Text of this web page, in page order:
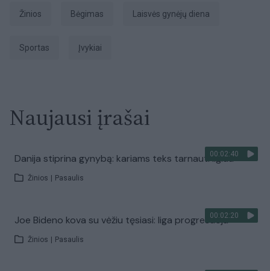
Žinios bėgimas Laisvės gynėjų diena
Sportas Įvykiai
Naujausi įrašai
00:02:40
Danija stiprina gynybą: kariams teks tarnauti ilgiau
Žinios Pasaulis
00:02:20
Joe Bideno kova su vėžiu tęsiasi: liga progresuoja
Žinios Pasaulis